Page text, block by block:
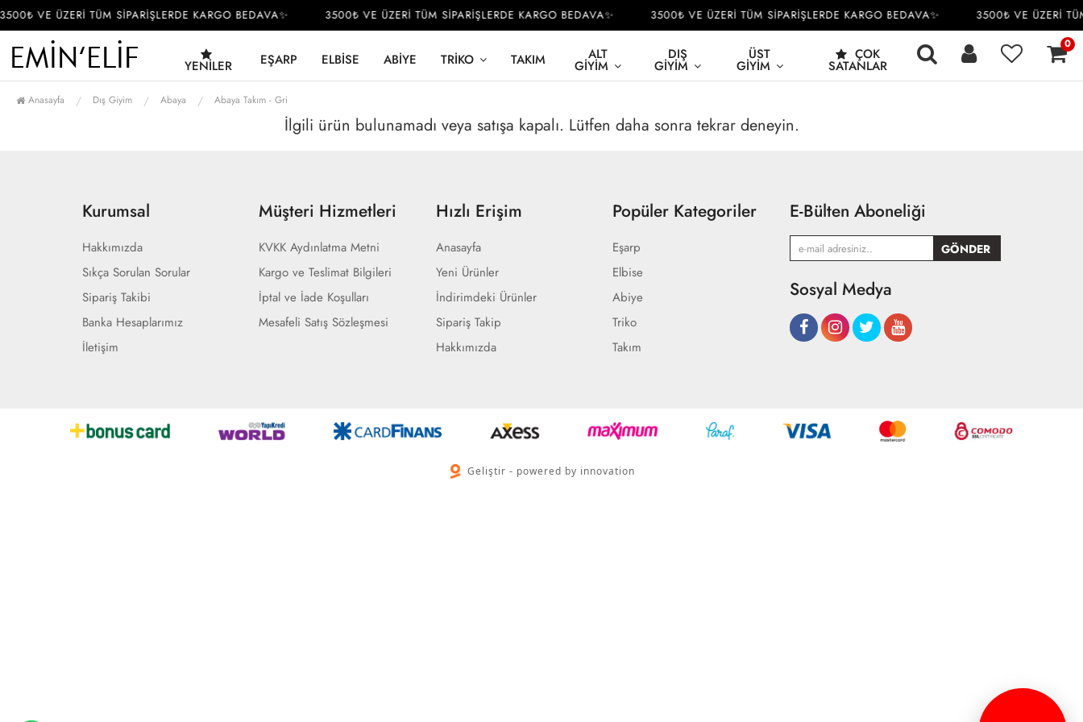
VE ÜZERİ TÜM SİPARİŞLERDE KARGO BEDAVA✨ 3500₺ VE ÜZERİ TÜM SİPARİŞLERDE KARGO BEDAVA✨ 3500₺ VE ÜZERİ TÜM SİPARİŞLERDE KARGO BEDAVA✨ 3500₺ VE ÜZERİ
YENILER EŞARP ELBISE ABIYE TRIKO TAKIM ALT
GIYIM
DIŞ
GIYIM
ÜST
GIYIM
ÇOK
SATANLAR
0
Anasayfa Dış Giyim Abaya Abaya Takım - Gri
İlgili ürün bulunamadı veya satışa kapalı. Lütfen daha sonra tekrar deneyin.
Kurumsal
Hakkımızda
Sıkça Sorulan Sorular
Sipariş Takibi
Banka Hesaplarımız
İletişim
Müşteri Hizmetleri
KVKK Aydınlatma Metni
Kargo ve Teslimat Bilgileri
İptal ve İade Koşulları
Mesafeli Satış Sözleşmesi
Hızlı Erişim
Anasayfa
Yeni Ürünler
İndirimdeki Ürünler
Sipariş Takip
Hakkımızda
Popüler Kategoriler
Eşarp
Elbise
Abiye
Triko
Takım
E-Bülten Aboneliği
Sosyal Medya
Geliştir - powered by innovation